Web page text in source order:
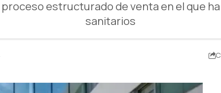
estructurado de venta en el que
sanitarios